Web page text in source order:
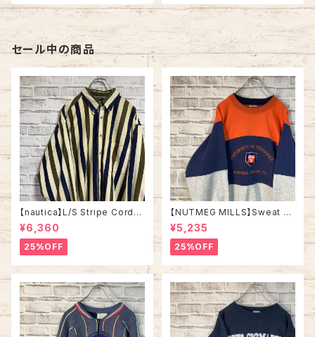
セール中の商品
【nautica】L/S Stripe Cordur
oy Shirt L 90s ノーティカ スト
ライプ コーデュロイ シャツ ボタ
ンダウン 長袖 ワンポイントロゴ
刺繍ロゴ 旧タグ USA アメリカ
古着
¥6,360
25%OFF
【NUTMEG MILLS】Sweat XL
Made in USA 90s “UNIVER
SITY OF TENNESSEE” vinta
ge ナツメグミルズ カレッジモノ
カレッジロゴ テネシー大学 スウ
ェット トレーナー ヴィンテージ
アメリカ USA 古着
¥5,235
25%OFF